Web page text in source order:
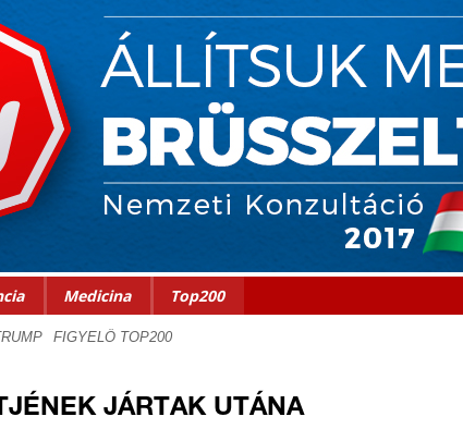
Medicina Top200
JÁRTAK UTÁNA